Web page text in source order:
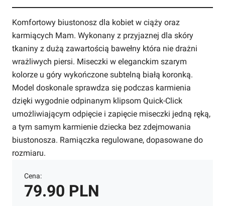
Komfortowy biustonosz dla kobiet w ciąży oraz
karmiących Mam. Wykonany z przyjaznej dla skóry
tkaniny z dużą zawartością bawełny która nie drażni
wrażliwych piersi. Miseczki w eleganckim szarym
kolorze u góry wykończone subtelną białą koronką.
Model doskonale sprawdza się podczas karmienia
dzięki wygodnie odpinanym klipsom Quick-Click
umożliwiającym odpięcie i zapięcie miseczki jedną ręką,
a tym samym karmienie dziecka bez zdejmowania
biustonosza. Ramiączka regulowane, dopasowane do
rozmiaru.
Cena:
79.90 PLN